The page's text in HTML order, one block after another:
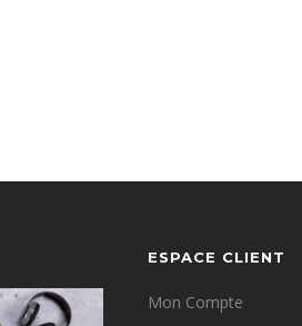
ESPACE CLIENT
Mon Compte